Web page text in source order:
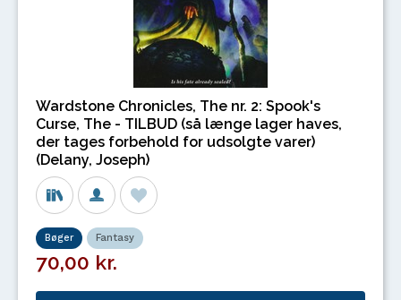
Wardstone Chronicles, The nr. 2: Spook's
Curse, The - TILBUD (så længe lager haves,
der tages forbehold for udsolgte varer)
(Delany, Joseph)
Bøger Fantasy
70,00 kr.